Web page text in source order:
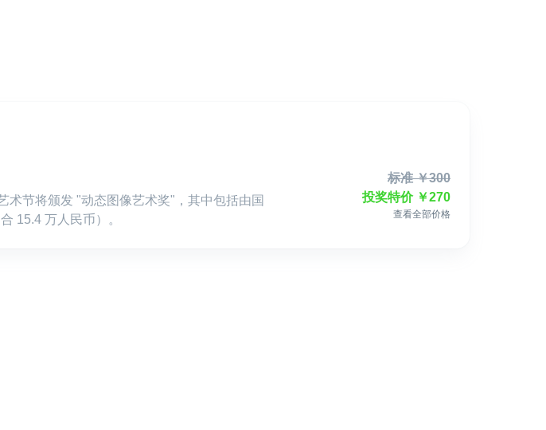
术节将颁发 "动态图像艺术奖"，其中包括由国
15.4 万人民币）。
标准￥300
投奖特价￥270
查看全部价格